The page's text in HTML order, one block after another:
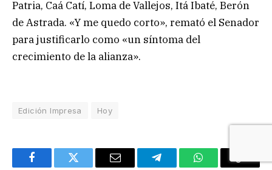
Patria, Caá Catí, Loma de Vallejos, Itá Ibaté, Berón
de Astrada. «Y me quedo corto», remató el Senador
para justificarlo como «un síntoma del
crecimiento de la alianza».
Edición Impresa Hoy
FacebookTwitter Email TelegramWhatsAppCopy